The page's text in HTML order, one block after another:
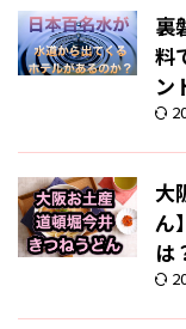
裏
料
ン
大
ん
は